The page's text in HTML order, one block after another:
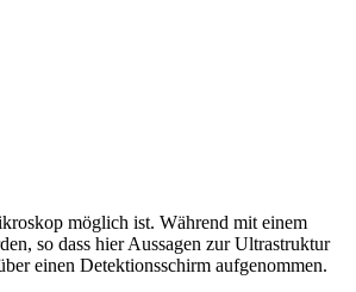
möglich ist. Während mit einem
so dass hier Aussagen zur Ultrastruktur
einen Detektionsschirm aufgenommen.